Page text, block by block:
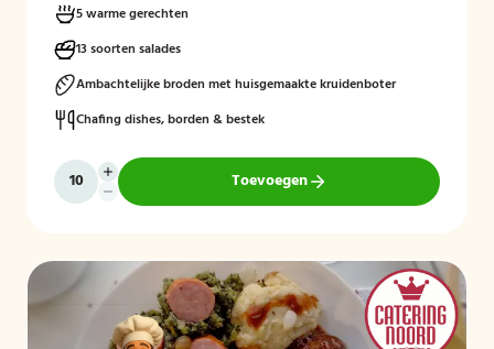
5 warme gerechten
13 soorten salades
Ambachtelijke broden met huisgemaakte kruidenboter
Chafing dishes, borden & bestek
Toevoegen